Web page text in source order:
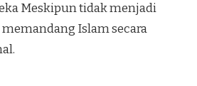
Meskipun tidak menjadi
Islam secara